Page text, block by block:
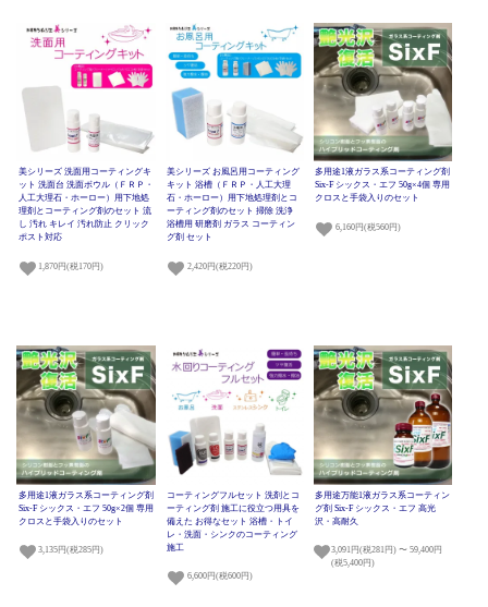
美シリーズ 洗面用コーティングキ
ット 洗面台 洗面ボウル（ＦＲＰ・
人工大理石・ホーロー）用下地処
理剤とコーティング剤のセット 流
し 汚れ キレイ 汚れ防止 クリック
ポスト対応
1,870円(税170円)
美シリーズ お風呂用コーティング
キット 浴槽（ＦＲＰ・人工大理
石・ホーロー）用下地処理剤とコ
ーティング剤のセット 掃除 洗浄
浴槽用 研磨剤 ガラス コーティン
グ剤 セット
2,420円(税220円)
多用途1液ガラス系コーティング剤
Six-F シックス・エフ 50g×4個 専用
クロスと手袋入りのセット
6,160円(税560円)
多用途1液ガラス系コーティング剤
Six-F シックス・エフ 50g×2個 専用
クロスと手袋入りのセット
3,135円(税285円)
コーティングフルセット 洗剤とコ
ーティング剤 施工に役立つ用具を
備えた お得なセット 浴槽・トイ
レ・洗面・シンクのコーティング
施工
6,600円(税600円)
多用途万能1液ガラス系コーティン
グ剤 Six-F シックス・エフ 高光
沢・高耐久
3,091円(税281円) 〜 59,400円
(税5,400円)